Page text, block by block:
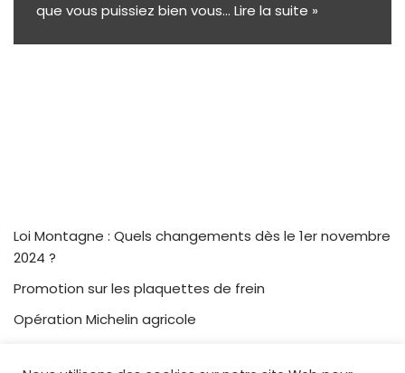
que vous puissiez bien vous… Lire la suite »
Loi Montagne : Quels changements dès le 1er novembre
2024 ?
Promotion sur les plaquettes de frein
Opération Michelin agricole